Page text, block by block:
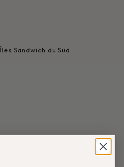
Sandwich du Sud
€)